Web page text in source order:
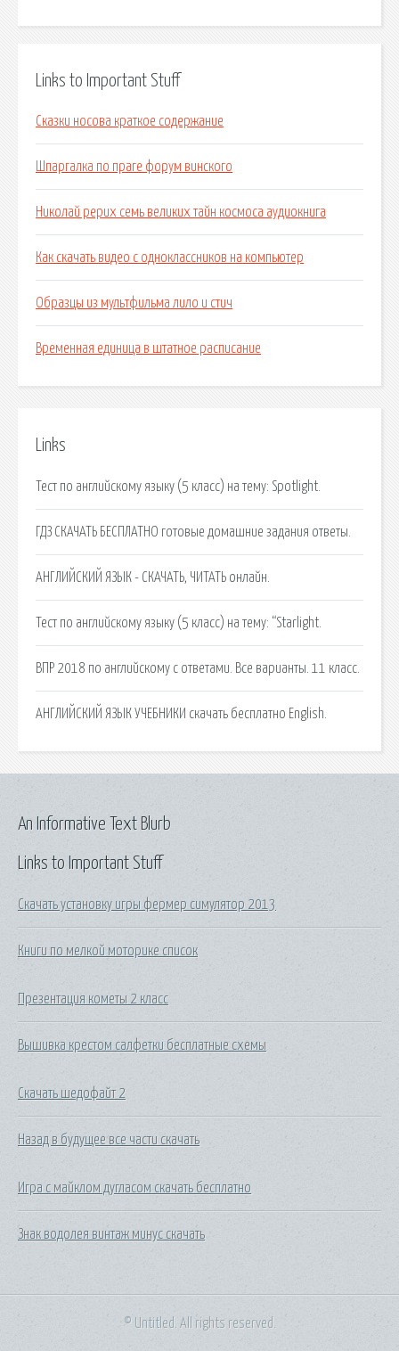
Links to Important Stuff
Сказки носова краткое содержание
Шпаргалка по праге форум винского
Николай рерих семь великих тайн космоса аудиокнига
Как скачать видео с одноклассников на компьютер
Образцы из мультфильма лило и стич
Временная единица в штатное расписание
Links
Тест по английскому языку (5 класс) на тему: Spotlight.
ГДЗ СКАЧАТЬ БЕСПЛАТНО готовые домашние задания ответы.
АНГЛИЙСКИЙ ЯЗЫК - СКАЧАТЬ, ЧИТАТЬ онлайн.
Тест по английскому языку (5 класс) на тему: “Starlight.
ВПР 2018 по английскому с ответами. Все варианты. 11 класс.
АНГЛИЙСКИЙ ЯЗЫК УЧЕБНИКИ скачать бесплатно English.
Links to Important Stuff
Скачать установку игры фермер симулятор 2013
Книги по мелкой моторике список
Презентация кометы 2 класс
Вышивка крестом салфетки бесплатные схемы
Скачать шедофайт 2
Назад в будущее все части скачать
Игра с майклом дугласом скачать бесплатно
Знак водолея винтаж минус скачать
An Informative Text Blurb
© Untitled. All rights reserved.